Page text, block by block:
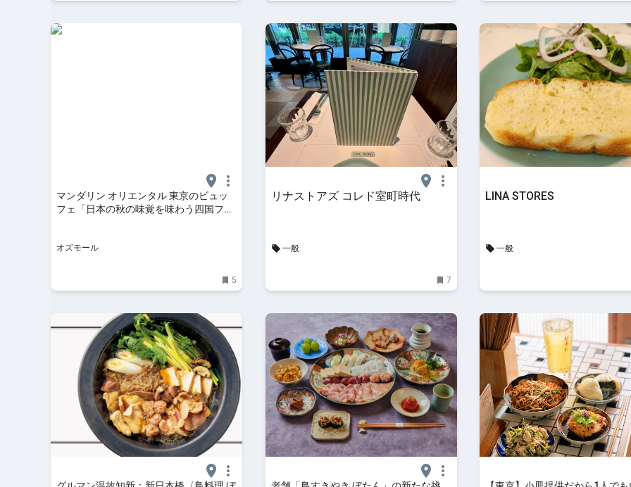
マンダリン オリエンタル 東京のビュッ
フェ「日本の秋の味覚を味わう四国フェ
オズモール
5
リナストアズ コレド室町時代
一般
7
LINA STORES
一般